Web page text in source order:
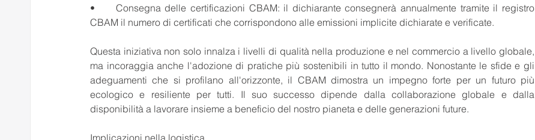
•	Consegna delle certificazioni CBAM: il dichiarante consegnerà annualmente tramite il registro
CBAM il numero di certificati che corrispondono alle emissioni implicite dichiarate e verificate.
Questa iniziativa non solo innalza i livelli di qualità nella produzione e nel commercio a livello globale,
ma incoraggia anche l'adozione di pratiche più sostenibili in tutto il mondo. Nonostante le sfide e gli
adeguamenti che si profilano all'orizzonte, il CBAM dimostra un impegno forte per un futuro più
ecologico e resiliente per tutti. Il suo successo dipende dalla collaborazione globale e dalla
disponibilità a lavorare insieme a beneficio del nostro pianeta e delle generazioni future.
Implicazioni nella logistica